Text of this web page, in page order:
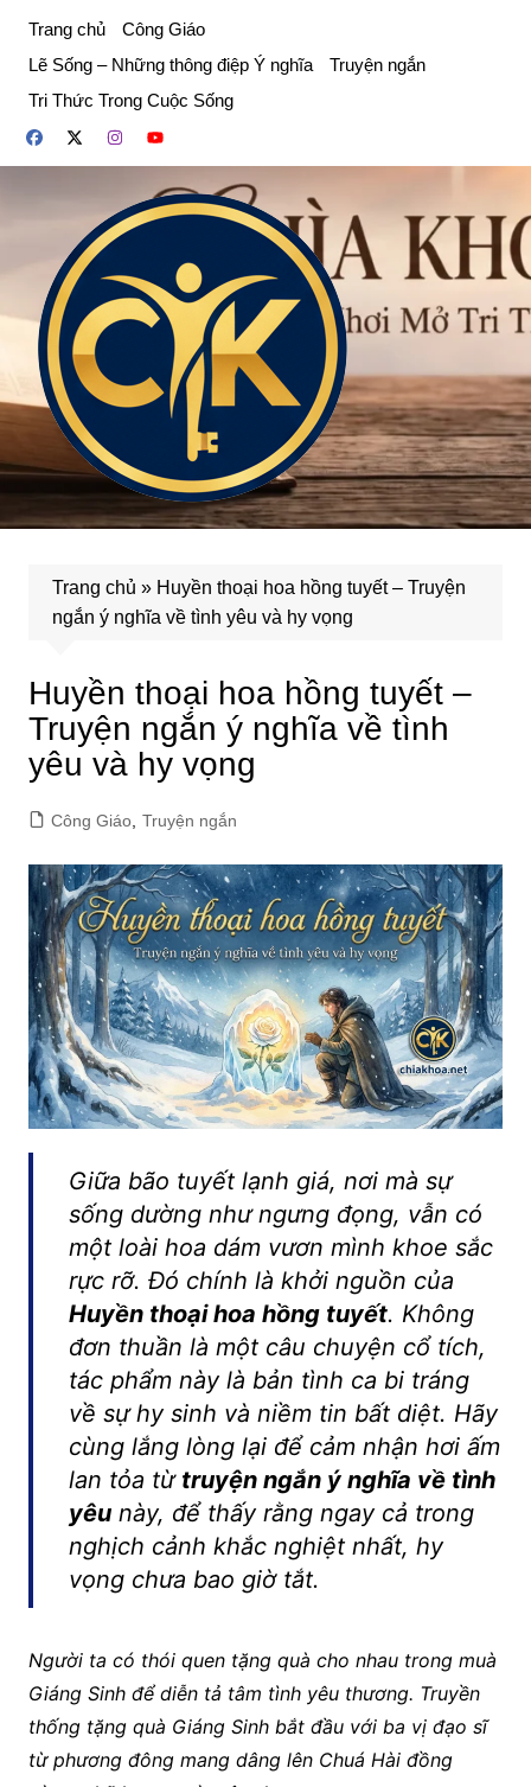
phần
dung
Trang chủ
Công Giáo
Lẽ Sống – Những thông điệp Ý nghĩa
Truyện ngắn
Tri Thức Trong Cuộc Sống
Trang chủ » Huyền thoại hoa hồng tuyết – Truyện
ngắn ý nghĩa về tình yêu và hy vọng
Huyền thoại hoa hồng tuyết –
Truyện ngắn ý nghĩa về tình
yêu và hy vọng
Công Giáo, Truyện ngắn
Giữa bão tuyết lạnh giá, nơi mà sự
sống dường như ngưng đọng, vẫn có
một loài hoa dám vươn mình khoe sắc
rực rỡ. Đó chính là khởi nguồn của
Huyền thoại hoa hồng tuyết. Không
đơn thuần là một câu chuyện cổ tích,
tác phẩm này là bản tình ca bi tráng
về sự hy sinh và niềm tin bất diệt. Hãy
cùng lắng lòng lại để cảm nhận hơi ấm
lan tỏa từ truyện ngắn ý nghĩa về tình
yêunày, để thấy rằng ngay cả trong
nghịch cảnh khắc nghiệt nhất, hy
vọng chưa bao giờ tắt.
Người ta có thói quen tặng quà cho nhau trong muà
Giáng Sinh để diễn tả tâm tình yêu thương. Truyền
thống tặng quà Giáng Sinh bắt đầu với ba vị đạo sĩ
từ phương đông mang dâng lên Chuá Hài đồng